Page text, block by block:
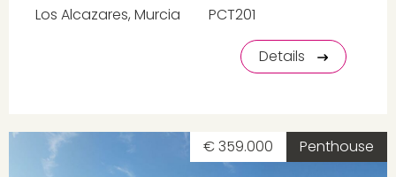
Los Alcazares, Murcia
PCT201
Details
Penthouse
€ 359.000